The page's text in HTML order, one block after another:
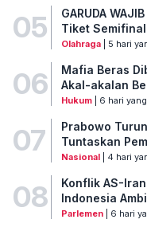
05
GARUDA
Tiket
Olahraga| 5 hari
06
Mafia Beras
Akal-akalan
Hukum| 6 hari
07
Prabowo
Tuntaskan
Nasional| 4 hari
08
Konflik AS-
Indonesia
Parlemen| 6 hari